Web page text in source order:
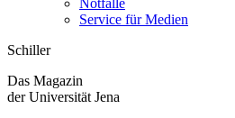
Service für Medien
Schiller
Das Magazin
der Universität Jena